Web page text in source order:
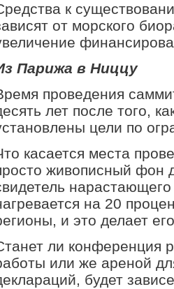
к
от морского
Парижа в Ниццу
проведения
лет после того,
цели по
касается места
живописный фон
на 20
и это делает
ли конференция
или же ареной
будет